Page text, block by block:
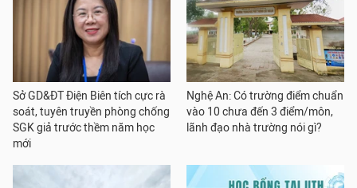
Sở GD&ĐT Điện Biên tích cực rà
soát, tuyên truyền phòng chống
SGK giả trước thềm năm học
mới
Nghệ An: Có trường điểm chuẩn
vào 10 chưa đến 3 điểm/môn,
lãnh đạo nhà trường nói gì?